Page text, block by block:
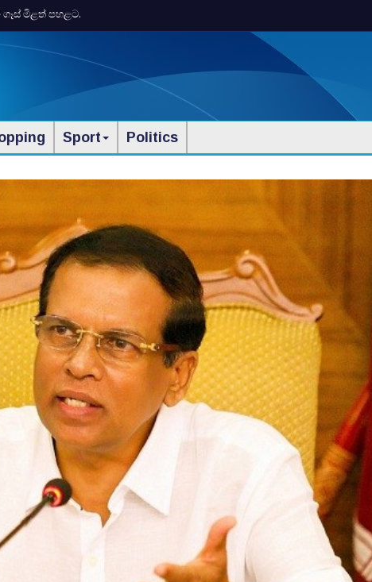
මිළත් පහළට.
Sport Politics